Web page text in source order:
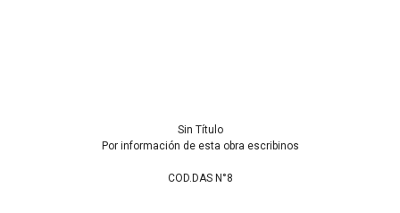
Sin Título
Por información de esta obra escribinos
COD.DAS N°8